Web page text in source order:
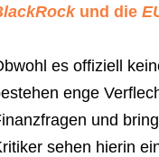
und die
es offiziell
enge
und
sehen hierin